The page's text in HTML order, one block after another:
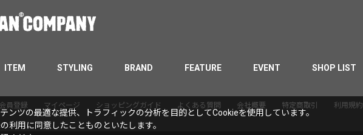
ITEM STYLING BRAND FEATURE EVENT SHOP LIST
員登録 マイページ ショッピングガイド よくある質問 会社概要 特定商取引 利用規約
ンツの最適な提供、トラフィックの分析を目的としてCookieを使用しています。
利用に同意したことものといたします。